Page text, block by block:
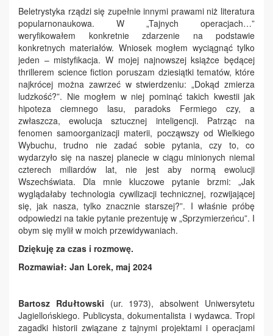
Beletrystyka rządzi się zupełnie innymi prawami niż literatura
popularnonaukowa. W „Tajnych operacjach…”
weryfikowałem konkretnie zdarzenie na podstawie
konkretnych materiałów. Wniosek mogłem wyciągnąć tylko
jeden – mistyfikacja. W mojej najnowszej książce będącej
thrillerem science fiction poruszam dziesiątki tematów, które
najkrócej można zawrzeć w stwierdzeniu: „Dokąd zmierza
ludzkość?”. Nie mogłem w niej pominąć takich kwestii jak
hipoteza ciemnego lasu, paradoks Fermiego czy, a
zwłaszcza, ewolucja sztucznej inteligencji. Patrząc na
fenomen samoorganizacji materii, począwszy od Wielkiego
Wybuchu, trudno nie zadać sobie pytania, czy to, co
wydarzyło się na naszej planecie w ciągu minionych niemal
czterech miliardów lat, nie jest aby normą ewolucji
Wszechświata. Dla mnie kluczowe pytanie brzmi: „Jak
wyglądałaby technologia cywilizacji technicznej, rozwijającej
się, jak nasza, tylko znacznie starszej?”. I właśnie próbę
odpowiedzi na takie pytanie prezentuję w „Sprzymierzeńcu”. I
obym się mylił w moich przewidywaniach.
Dziękuję za czas i rozmowę.
Rozmawiał: Jan Lorek, maj 2024
Bartosz Rdułtowski (ur. 1973), absolwent Uniwersytetu
Jagiellońskiego. Publicysta, dokumentalista i wydawca. Tropi
zagadki historii związane z tajnymi projektami i operacjami